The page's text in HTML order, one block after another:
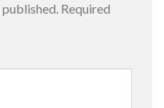
Required